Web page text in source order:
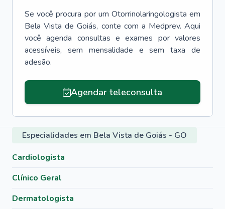
Se você procura por um Otorrinolaringologista em
Bela Vista de Goiás, conte com a Medprev. Aqui
você agenda consultas e exames por valores
acessíveis, sem mensalidade e sem taxa de
adesão.
Agendar teleconsulta
Especialidades em Bela Vista de Goiás - GO
Cardiologista
Clínico Geral
Dermatologista